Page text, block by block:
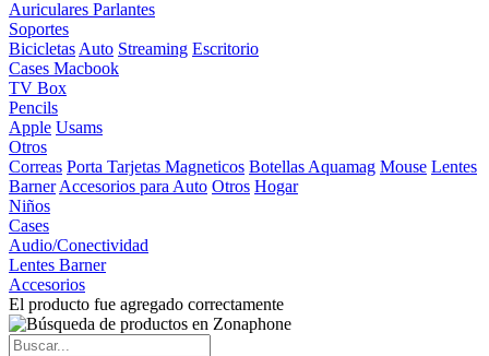
Auriculares Parlantes
Soportes
Bicicletas Auto Streaming Escritorio
Cases Macbook
TV Box
Pencils
Apple Usams
Otros
Correas Porta Tarjetas Magneticos Botellas Aquamag Mouse Lentes
Barner Accesorios para Auto Otros Hogar
Niños
Cases
Audio/Conectividad
Lentes Barner
Accesorios
El producto fue agregado correctamente